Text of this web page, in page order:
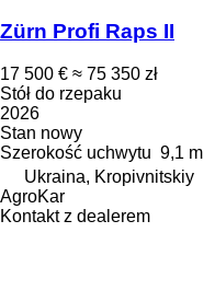
Zürn Profi Raps II
17 500 € ≈ 75 350 zł
Stół do rzepaku
2026
Stan nowy
Szerokość uchwytu 9,1 m
Ukraina, Kropivnitskiy
AgroKar
Kontakt z dealerem